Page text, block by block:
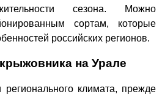
сезона. Можно
сортам, которые
российских регионов.
на Урале
регионального климата, прежде